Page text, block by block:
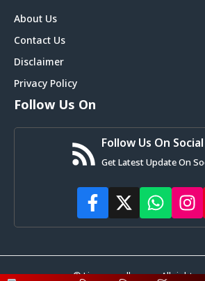
About Us
Contact Us
Disclaimer
Privacy Policy
Follow Us On
Follow Us On
Get Latest Update On
© Livemagadh.com • All rights